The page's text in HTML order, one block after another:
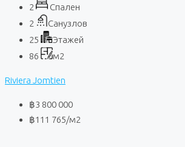
2
Спален
2
Санузлов
25
Этажей
86
м2
Riviera Jomtien
฿3 800 000
฿111 765/м2